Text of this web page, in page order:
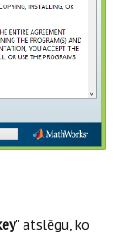
" atslēgu, ko